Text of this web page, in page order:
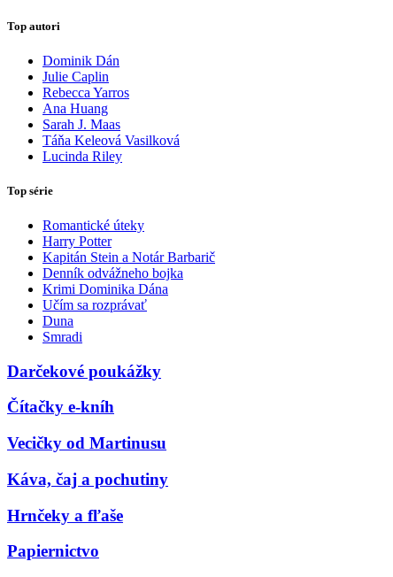
Top autori
Dominik Dán
Julie Caplin
Rebecca Yarros
Ana Huang
Sarah J. Maas
Táňa Keleová Vasilková
Lucinda Riley
Top série
Romantické úteky
Harry Potter
Kapitán Stein a Notár Barbarič
Denník odvážneho bojka
Krimi Dominika Dána
Učím sa rozprávať
Duna
Smradi
Darčekové poukážky
Čítačky e-kníh
Vecičky od Martinusu
Káva, čaj a pochutiny
Hrnčeky a fľaše
Papiernictvo